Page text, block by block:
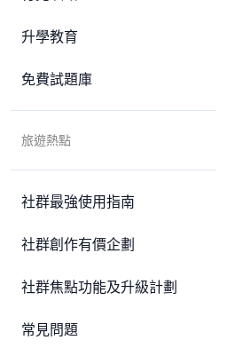
升學教育
免費試題庫
旅遊熱點
社群最強使用指南
社群創作有價企劃
社群焦點功能及升級計劃
常見問題